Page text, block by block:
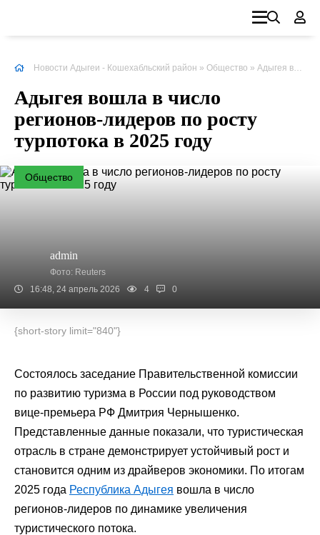
Новости Адыгеи - Кошехабльский район » Общество » Адыгея вошла в число регионов-лидеров по росту турпотока в 2025 году
Адыгея вошла в число
регионов-лидеров по росту
турпотока в 2025 году
Общество
admin
Фото: Reuters
16:48, 24 апрель 2026
4 0
{short-story limit="840"}
Состоялось заседание Правительственной комиссии
по развитию туризма в России под руководством
вице-премьера РФ Дмитрия Чернышенко.
Представленные данные показали, что туристическая
отрасль в стране демонстрирует устойчивый рост и
становится одним из драйверов экономики. По итогам
2025 года Республика Адыгея вошла в число
регионов-лидеров по динамике увеличения
туристического потока.